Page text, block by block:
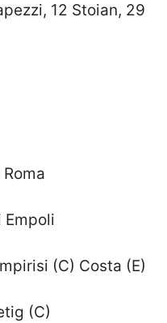
12 Stoian, 29
Empoli
(C) Costa (E)
(C)